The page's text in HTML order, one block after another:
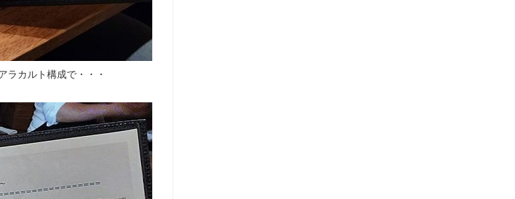
ラカルト構成で・・・